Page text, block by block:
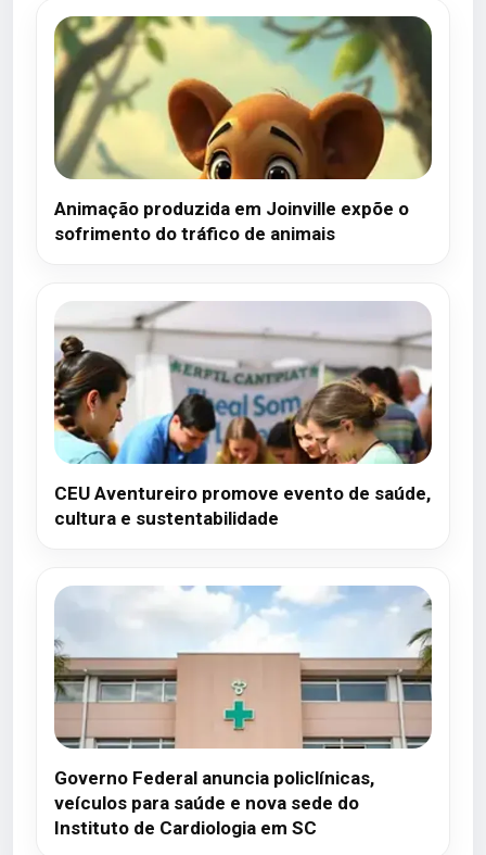
Animação produzida em Joinville expõe o
sofrimento do tráfico de animais
CEU Aventureiro promove evento de saúde,
cultura e sustentabilidade
Governo Federal anuncia policlínicas,
veículos para saúde e nova sede do
Instituto de Cardiologia em SC